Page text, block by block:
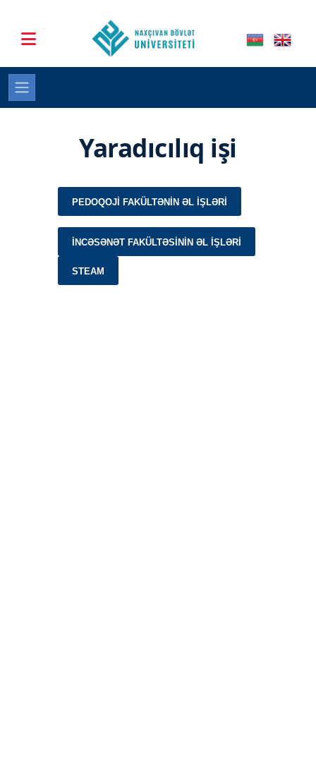
Yaradıcılıq işi
PEDOQOJI FAKÜLTƏNIN ƏL IŞLƏRI
İNCƏSƏNƏT FAKÜLTƏSININ ƏL IŞLƏRI
STEAM